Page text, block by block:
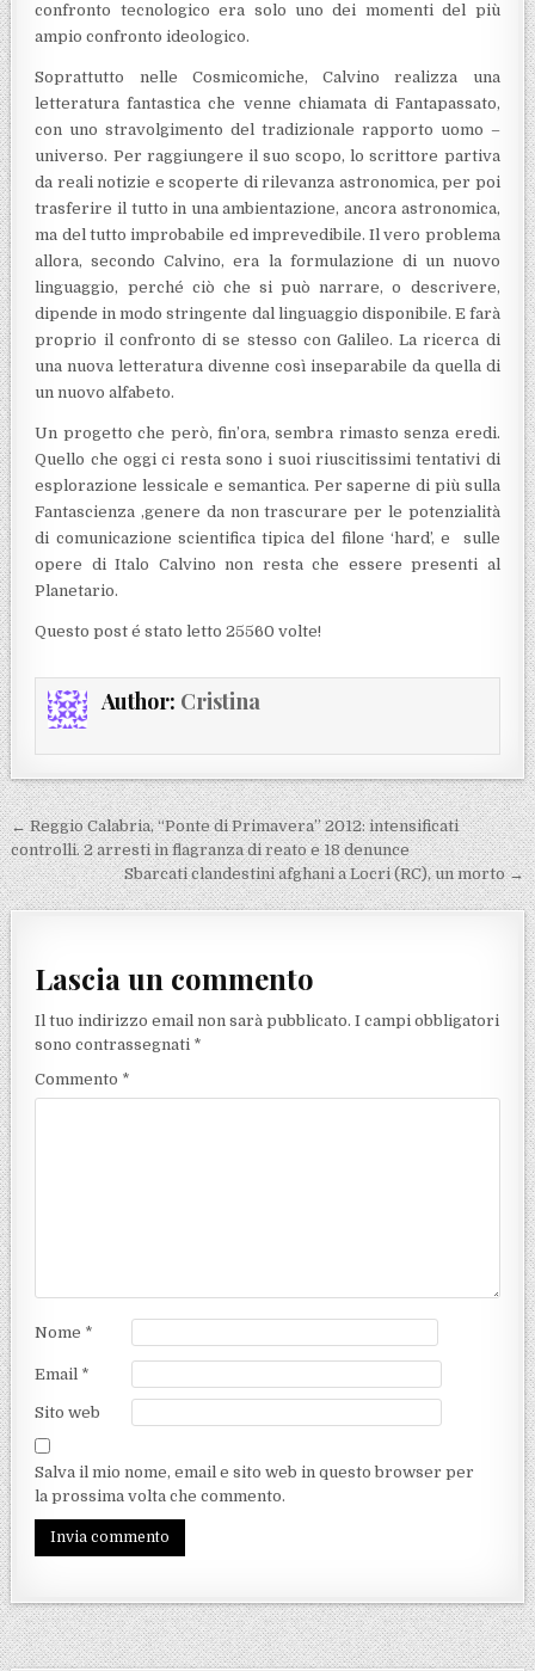
confronto tecnologico era solo uno dei momenti del più
ampio confronto ideologico.
Soprattutto nelle Cosmicomiche, Calvino realizza una
letteratura fantastica che venne chiamata di Fantapassato,
con uno stravolgimento del tradizionale rapporto uomo –
universo. Per raggiungere il suo scopo, lo scrittore partiva
da reali notizie e scoperte di rilevanza astronomica, per poi
trasferire il tutto in una ambientazione, ancora astronomica,
ma del tutto improbabile ed imprevedibile. Il vero problema
allora, secondo Calvino, era la formulazione di un nuovo
linguaggio, perché ciò che si può narrare, o descrivere,
dipende in modo stringente dal linguaggio disponibile. E farà
proprio il confronto di se stesso con Galileo. La ricerca di
una nuova letteratura divenne così inseparabile da quella di
un nuovo alfabeto.
Un progetto che però, fin’ora, sembra rimasto senza eredi.
Quello che oggi ci resta sono i suoi riuscitissimi tentativi di
esplorazione lessicale e semantica. Per saperne di più sulla
Fantascienza ,genere da non trascurare per le potenzialità
di comunicazione scientifica tipica del filone ‘hard’, e sulle
opere di Italo Calvino non resta che essere presenti al
Planetario.
Questo post é stato letto 25560 volte!
Author: Cristina
Navigazione articoli
← Reggio Calabria, “Ponte di Primavera” 2012: intensificati
controlli. 2 arresti in flagranza di reato e 18 denunce
Sbarcati clandestini afghani a Locri (RC), un morto →
Lascia un commento
Il tuo indirizzo email non sarà pubblicato. I campi obbligatori
sono contrassegnati *
Commento *
Nome *
Email *
Sito web
Salva il mio nome, email e sito web in questo browser per
la prossima volta che commento.